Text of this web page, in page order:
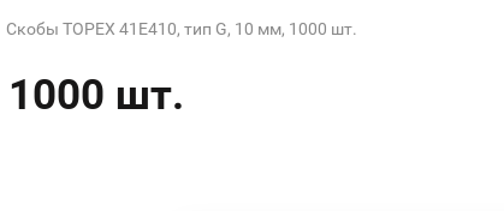
Скобы TOPEX 41E410, тип G, 10 мм, 1000 шт.
1000 шт.